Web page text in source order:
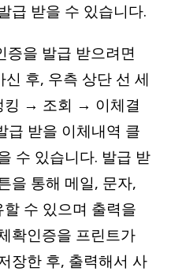
급 받을 수 있습니다.
증을 발급 받으려면
후, 우측 상단 선 세
킹 → 조회 → 이체결
받을 이체내역 클
수 있습니다. 발급 받
을 통해 메일, 문자,
수 있으며 출력을
확인증을 프린트가
장한 후, 출력해서 사